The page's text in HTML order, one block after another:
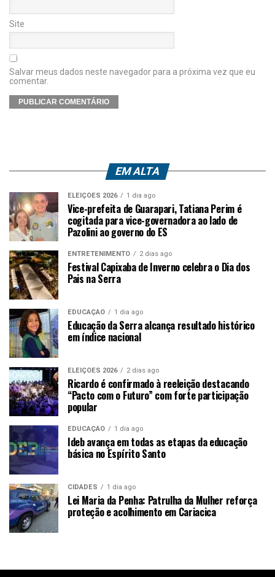
Site
Salvar meus dados neste navegador para a próxima vez que eu
comentar.
EM ALTA
ELEIÇÕES 2026 1 dia ago
Vice-prefeita de Guarapari, Tatiana Perim é
cogitada para vice-governadora ao lado de
Pazolini ao governo do ES
ENTRETENIMENTO 2 dias ago
Festival Capixaba de Inverno celebra o Dia dos
Pais na Serra
EDUCAÇÃO 1 dia ago
Educação da Serra alcança resultado histórico
em índice nacional
ELEIÇÕES 2026 2 dias ago
Ricardo é confirmado à reeleição destacando
“Pacto com o Futuro” com forte participação
popular
EDUCAÇÃO 1 dia ago
Ideb avança em todas as etapas da educação
básica no Espírito Santo
CIDADES 1 dia ago
Lei Maria da Penha: Patrulha da Mulher reforça
proteção e acolhimento em Cariacica